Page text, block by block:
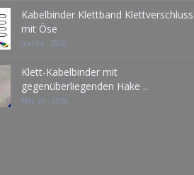
Kabelbinder Klettband Klettverschluss
mit Öse
Jun 04 - 2026
Klett-Kabelbinder mit
gegenüberliegenden Hake ..
May 20 - 2026